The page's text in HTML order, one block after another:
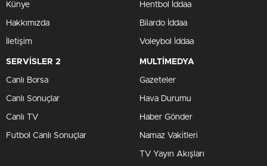
Künye
Hakkımızda
İletişim
Hentbol İddaa
Bilardo İddaa
Voleybol İddaa
SERVİSLER 2
Canlı Borsa
Canlı Sonuçlar
Canlı TV
Futbol Canlı Sonuçlar
MULTİMEDYA
Gazeteler
Hava Durumu
Haber Gönder
Namaz Vakitleri
TV Yayın Akışları